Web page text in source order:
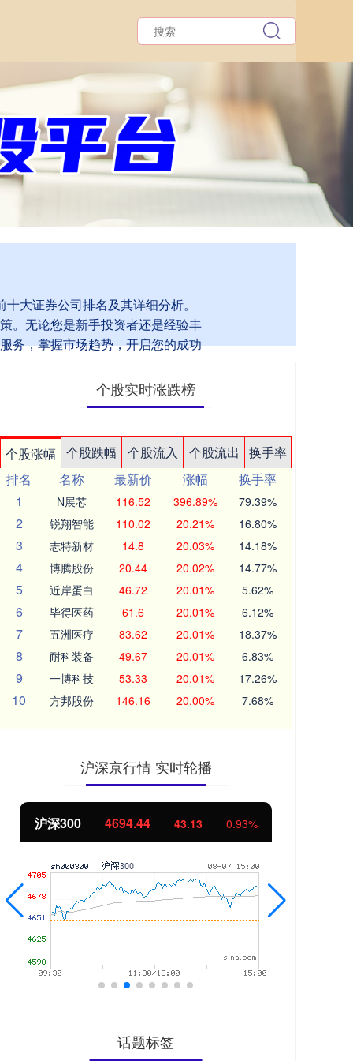
大证券公司排名及其详细分析。
。无论您是新手投资者还是经验丰
务，掌握市场趋势，开启您的成功
个股实时涨跌榜
个股涨幅 个股跌幅 个股流入 个股流出
换手率
排名
名称 最新价 涨幅
换手率
1
N展芯 116.52 396.89% 79.39%
2 锐翔智能 110.02 20.21% 16.80%
3 志特新材 14.8 20.03% 14.18%
4 博腾股份 20.44 20.02% 14.77%
5 近岸蛋白 46.72 20.01% 5.62%
6 毕得医药 61.6 20.01% 6.12%
7 五洲医疗 83.62 20.01% 18.37%
8 耐科装备 49.67 20.01% 6.83%
9 一博科技 53.33 20.01% 17.26%
10 方邦股份 146.16 20.00% 7.68%
沪深京行情 实时轮播
沪深300 4694.44 43.13 0.93%
话题标签